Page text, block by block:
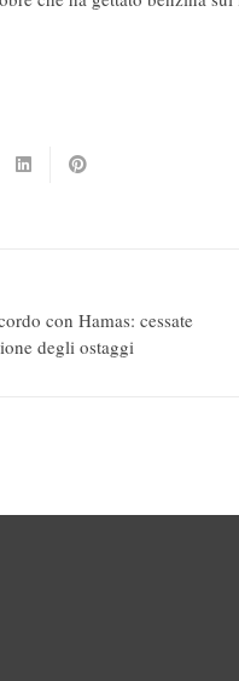
con Hamas: cessate
degli ostaggi